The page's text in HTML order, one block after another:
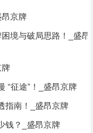
京牌
境与破局思路！_盛昂
牌
“征途”！_盛昂京牌
指南！_盛昂京牌
钱？_盛昂京牌